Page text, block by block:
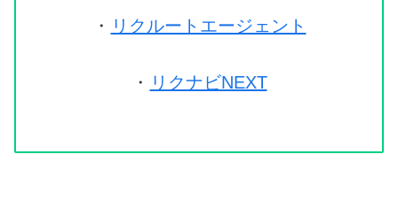
・ リクルートエージェント
・ リクナビNEXT